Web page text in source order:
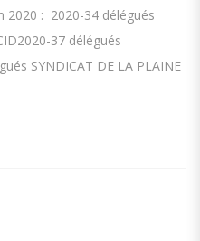
2020 : 2020-34 délégués
37 délégués
SYNDICAT DE LA PLAINE